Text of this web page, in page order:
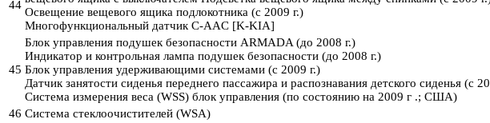
44
Освещение вещевого ящика подлокотника (с 2009 г.)
Многофункциональный датчик C-AAC [K-KIA]
45
Блок управления подушек безопасности ARMADA (до 2008 г.)
Индикатор и контрольная лампа подушек безопасности (до 2008 г.)
Блок управления удерживающими системами (с 2009 г.)
Датчик занятости сиденья переднего пассажира и распознавания детского сиденья (с
Система измерения веса (WSS) блок управления (по состоянию на 2009 г .; США)
46 Система стеклоочистителей (WSA)